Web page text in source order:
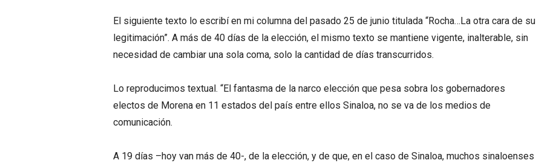
El siguiente texto lo escribí en mi columna del pasado 25 de junio titulada “Rocha…La otra cara de su
legitimación”. A más de 40 días de la elección, el mismo texto se mantiene vigente, inalterable, sin
necesidad de cambiar una sola coma, solo la cantidad de días transcurridos.
Lo reproducimos textual. “El fantasma de la narco elección que pesa sobra los gobernadores
electos de Morena en 11 estados del país entre ellos Sinaloa, no se va de los medios de
comunicación.
A 19 días –hoy van más de 40-, de la elección, y de que, en el caso de Sinaloa, muchos sinaloenses